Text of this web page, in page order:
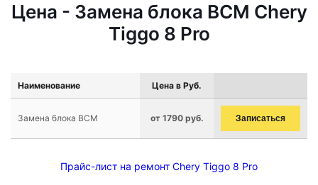
Цена - Замена блока BCM Chery
Tiggo 8 Pro
Наименование Цена в Руб.
Замена блока BCM от 1790 руб. Записаться
Прайс-лист на ремонт Chery Tiggo 8 Pro